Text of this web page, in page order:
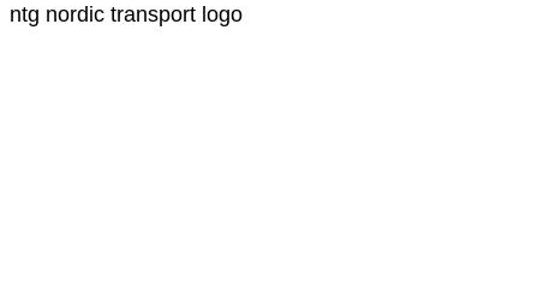
ntg nordic transport logo